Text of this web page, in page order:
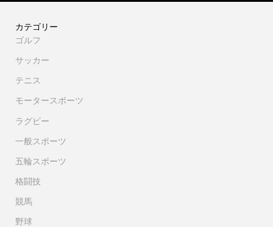
カテゴリー
ゴルフ
サッカー
テニス
モータースポーツ
ラグビー
一般スポーツ
五輪スポーツ
格闘技
競馬
野球